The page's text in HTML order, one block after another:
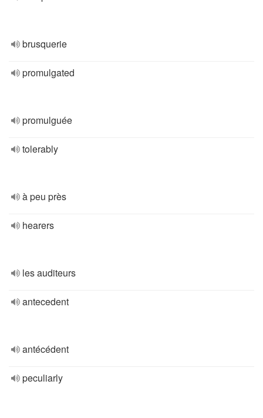
brusquerie
promulgated
promulguée
tolerably
à peu près
hearers
les auditeurs
antecedent
antécédent
peculiarly